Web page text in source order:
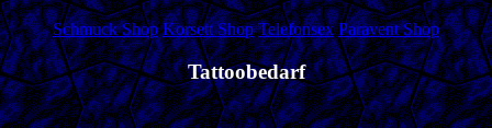
Schmuck Shop Korsett Shop Telefonsex Paravent Shop
Tattoobedarf